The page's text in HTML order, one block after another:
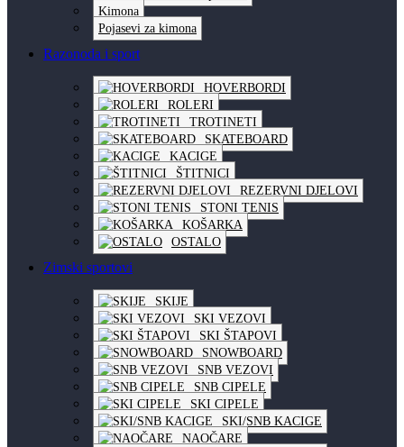
Kimona
Pojasevi za kimona
Razonoda i sport
HOVERBORDI
ROLERI
TROTINETI
SKATEBOARD
KACIGE
ŠTITNICI
REZERVNI DJELOVI
STONI TENIS
KOŠARKA
OSTALO
Zimski sportovi
SKIJE
SKI VEZOVI
SKI ŠTAPOVI
SNOWBOARD
SNB VEZOVI
SNB CIPELE
SKI CIPELE
SKI/SNB KACIGE
NAOČARE